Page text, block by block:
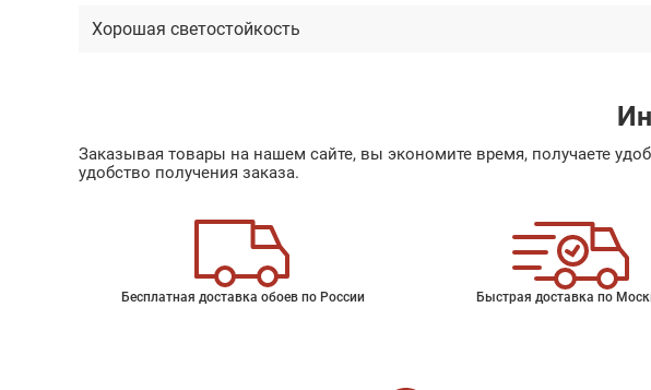
Хорошая светостойкость
Заказывая товары на нашем сайте, вы экономите время, получаете
удобство получения заказа.
Бесплатная доставка обоев по России Быстрая доставка по